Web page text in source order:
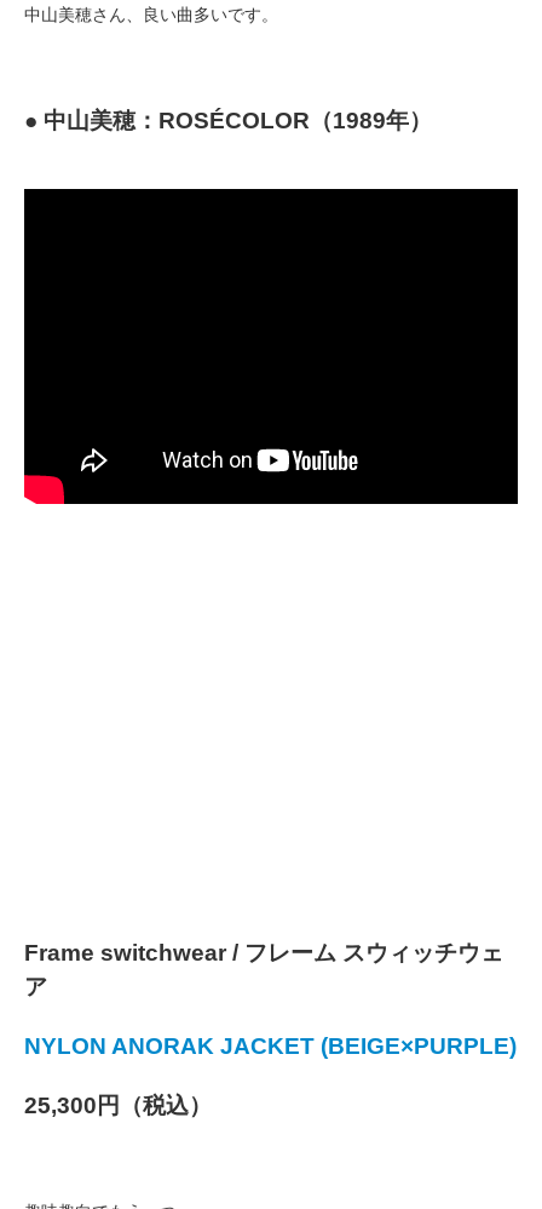
中山美穂さん、良い曲多いです。
● 中山美穂：ROSÉCOLOR（1989年）
Frame switchwear / フレーム スウィッチウェ
ア
NYLON ANORAK JACKET (BEIGE×PURPLE)
25,300円（税込）